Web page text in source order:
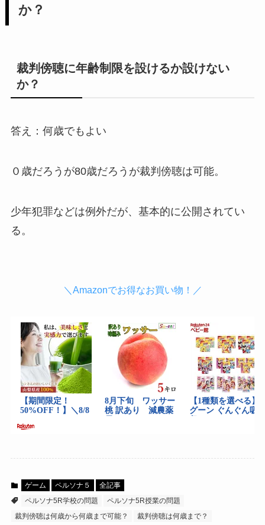
か？
裁判傍聴に年齢制限を設けるか設けない
か？
答え：何歳でもよい
０歳だろうが80歳だろうが裁判傍聴は可能。
少年犯罪などは例外だが、基本的に公開されてい
る。
＼Amazonでお得なお買い物！／
ゲーム ペルソナ５
全記事
ペルソナ5R学校の問題
ペルソナ5R授業の問題
裁判傍聴は何歳から何歳まで可能？
裁判傍聴は何歳まで？